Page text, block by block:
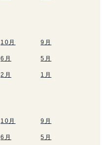
10月 9月
6月 5月
2月 1月
10月 9月
6月 5月